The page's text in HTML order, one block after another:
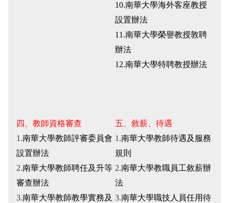
10.南華大學海外客座教授
設置辦法
11.南華大學榮譽教授敦聘
辦法
12.南華大學特聘教授辦法
四、教師資格審查
1.南華大學教師評審委員會
設置辦法
2.南華大學教師聘任及升等
審查辦法
3.南華大學教師教學實務及
五、敘薪、待遇
1.南華大學教師待遇及服務
規則
2.南華大學教職員工敘薪辦
法
3.南華大學職技人員任用待